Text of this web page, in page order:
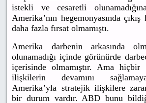
istekli ve cesaretli
Amerika’nın hegemonyasında
daha fazla fırsat olmamıştı.
Amerika darbenin arkasında
olunamadığı içinde görünürde
içerisinde olmamıştır. Ama
ilişkilerin devamını
Amerika’yla stratejik ilişkilere
bir durum vardır. ABD bunu